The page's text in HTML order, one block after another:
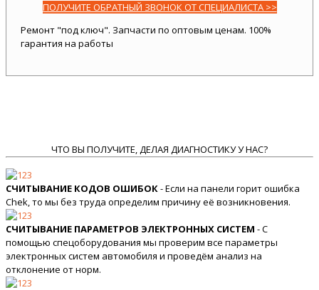
ПОЛУЧИТЕ ОБРАТНЫЙ ЗВОНОК ОТ СПЕЦИАЛИСТА >>
Ремонт "под ключ". Запчасти по оптовым ценам. 100%
гарантия на работы
ЧТО ВЫ ПОЛУЧИТЕ, ДЕЛАЯ ДИАГНОСТИКУ У НАС?
СЧИТЫВАНИЕ КОДОВ ОШИБОК- Если на панели горит ошибка
Chek, то мы без труда определим причину её возникновения.
СЧИТЫВАНИЕ ПАРАМЕТРОВ ЭЛЕКТРОННЫХ СИСТЕМ - С
помощью спецоборудования мы проверим все параметры
электронных систем автомобиля и проведём анализ на
отклонение от норм.